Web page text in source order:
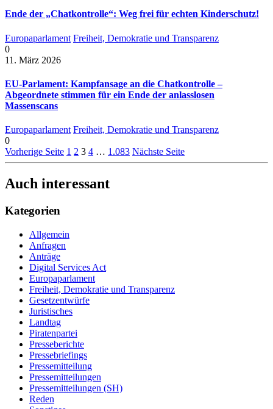
Ende der „Chatkontrolle“: Weg frei für echten Kinderschutz!
Europaparlament Freiheit, Demokratie und Transparenz
0
11. März 2026
EU-Parlament: Kampfansage an die Chatkontrolle –
Abgeordnete stimmen für ein Ende der anlasslosen
Massenscans
Europaparlament Freiheit, Demokratie und Transparenz
0
Vorherige Seite 1 2 3 4 … 1.083 Nächste Seite
Auch interessant
Kategorien
Allgemein
Anfragen
Anträge
Digital Services Act
Europaparlament
Freiheit, Demokratie und Transparenz
Gesetzentwürfe
Juristisches
Landtag
Piratenpartei
Presseberichte
Pressebriefings
Pressemitteilung
Pressemitteilungen
Pressemitteilungen (SH)
Reden